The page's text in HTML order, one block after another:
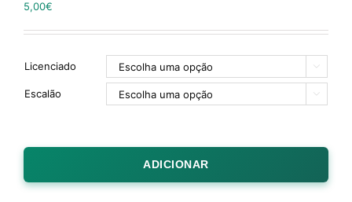
5,00€
Licenciado 
Escalão 
ADICIONAR